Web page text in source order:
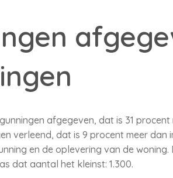
afgegeven, dat is 31 procent
verleend, dat is 9 procent meer dan
en de oplevering van de
dat aantal het kleinst: 1.300.